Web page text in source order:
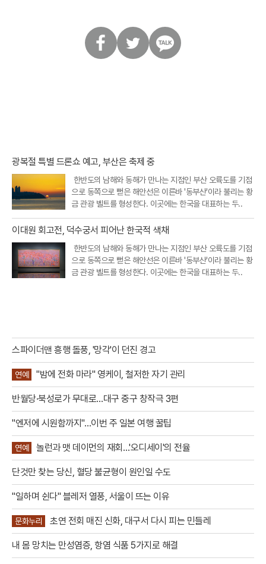
광복절 특별 드론쇼 예고, 부산은 축제 중
한반도의 남해와 동해가 만나는 지점인 부산 오륙도를 기점
으로 동쪽으로 뻗은 해안선은 이른바 '동부산'이라 불리는 황
금 관광 벨트를 형성한다. 이곳에는 한국을 대표하는 두..
이대원 회고전, 덕수궁서 피어난 한국적 색채
한반도의 남해와 동해가 만나는 지점인 부산 오륙도를 기점
으로 동쪽으로 뻗은 해안선은 이른바 '동부산'이라 불리는 황
금 관광 벨트를 형성한다. 이곳에는 한국을 대표하는 두..
스파이더맨 흥행 돌풍, '망각'이 던진 경고
연예 "밤에 전화 마라" 영케이, 철저한 자기 관리
반월당·북성로가 무대로…대구 중구 창작극 3편
"엔저에 시원함까지"…이번 주 일본 여행 꿀팁
연예 놀런과 맷 데이먼의 재회…'오디세이'의 전율
단것만 찾는 당신, 혈당 불균형이 원인일 수도
"일하며 쉰다" 블레저 열풍, 서울이 뜨는 이유
문화누리 초연 전회 매진 신화, 대구서 다시 피는 민들레
내 몸 망치는 만성염증, 항염 식품 5가지로 해결